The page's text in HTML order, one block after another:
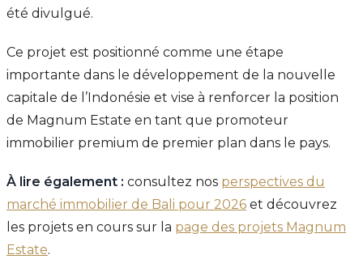
été divulgué.
Ce projet est positionné comme une étape
importante dans le développement de la nouvelle
capitale de l’Indonésie et vise à renforcer la position
de Magnum Estate en tant que promoteur
immobilier premium de premier plan dans le pays.
À lire également : consultez nos perspectives du
marché immobilier de Bali pour 2026 et découvrez
les projets en cours sur la page des projets Magnum
Estate.